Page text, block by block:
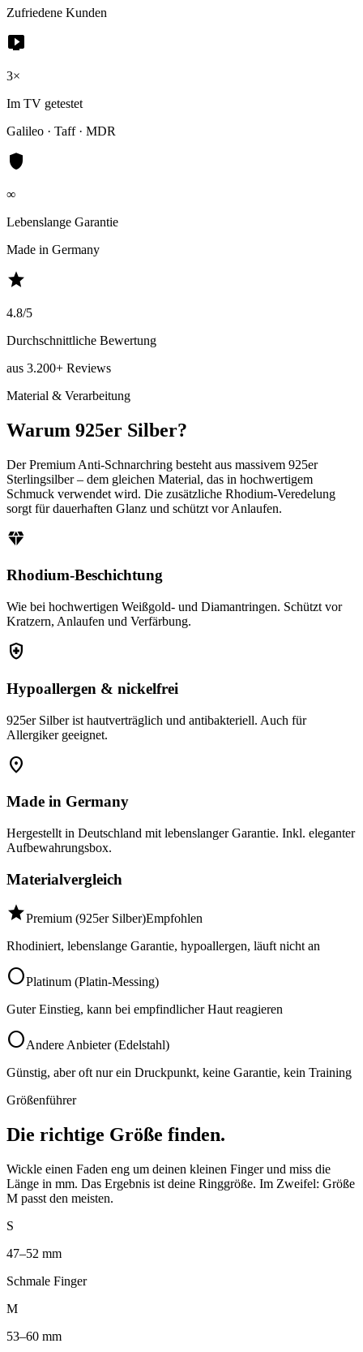
Zufriedene Kunden
live_tv
3×
Im TV getestet
Galileo · Taff · MDR
shield
∞
Lebenslange Garantie
Made in Germany
star
4.8/5
Durchschnittliche Bewertung
aus 3.200+ Reviews
Material & Verarbeitung
Warum 925er Silber?
Der Premium Anti-Schnarchring besteht aus massivem 925er
Sterlingsilber – dem gleichen Material, das in hochwertigem
Schmuck verwendet wird. Die zusätzliche Rhodium-Veredelung
sorgt für dauerhaften Glanz und schützt vor Anlaufen.
diamond
Rhodium-Beschichtung
Wie bei hochwertigen Weißgold- und Diamantringen. Schützt vor
Kratzern, Anlaufen und Verfärbung.
health_and_safety
Hypoallergen & nickelfrei
925er Silber ist hautverträglich und antibakteriell. Auch für
Allergiker geeignet.
location_on
Made in Germany
Hergestellt in Deutschland mit lebenslanger Garantie. Inkl. eleganter
Aufbewahrungsbox.
Materialvergleich
starPremium (925er Silber)Empfohlen
Rhodiniert, lebenslange Garantie, hypoallergen, läuft nicht an
circlePlatinum (Platin-Messing)
Guter Einstieg, kann bei empfindlicher Haut reagieren
circleAndere Anbieter (Edelstahl)
Günstig, aber oft nur ein Druckpunkt, keine Garantie, kein Training
Größenführer
Die richtige Größe finden.
Wickle einen Faden eng um deinen kleinen Finger und miss die
Länge in mm. Das Ergebnis ist deine Ringgröße. Im Zweifel: Größe
M passt den meisten.
S
47–52 mm
Schmale Finger
M
53–60 mm